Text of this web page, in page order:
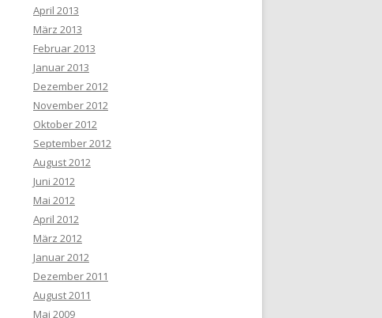
April 2013
März 2013
Februar 2013
Januar 2013
Dezember 2012
November 2012
Oktober 2012
September 2012
August 2012
Juni 2012
Mai 2012
April 2012
März 2012
Januar 2012
Dezember 2011
August 2011
Mai 2009